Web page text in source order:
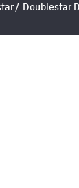
Doublestar